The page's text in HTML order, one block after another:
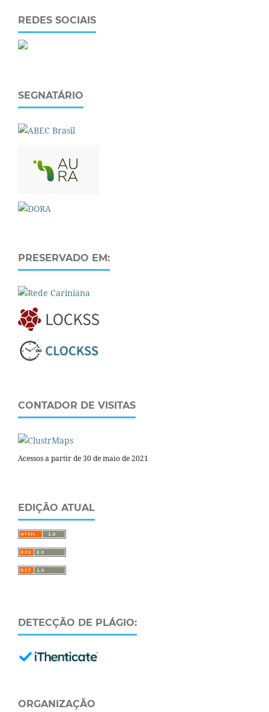
REDES SOCIAIS
SEGNATÁRIO
PRESERVADO EM:
CONTADOR DE VISITAS
Acessos a partir de 30 de maio de 2021
EDIÇÃO ATUAL
DETECÇÃO DE PLÁGIO:
ORGANIZAÇÃO